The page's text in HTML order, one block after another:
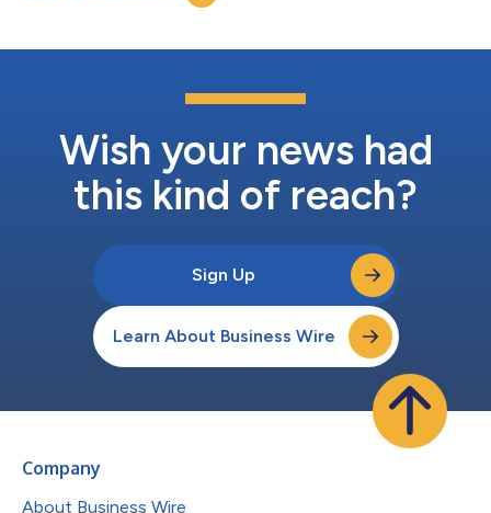
Meilenstein stellt einen bedeutenden Schritt...
Wish your news had
this kind of reach?
Sign Up
Learn About Business Wire
Company
About Business Wire